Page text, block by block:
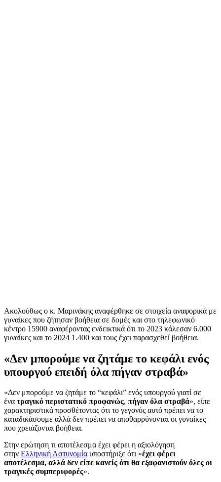
Ακολούθως ο κ. Μαρινάκης αναφέρθηκε σε στοιχεία αναφορικά με
γυναίκες που ζήτησαν βοήθεια σε δομές και στο τηλεφωνικό
κέντρο 15900 αναφέροντας ενδεικτικά ότι το 2023 κάλεσαν 6.000
γυναίκες και το 2024 1.400 και τους έχει παρασχεθεί βοήθεια.
«Δεν μπορούμε να ζητάμε το κεφάλι ενός
υπουργού επειδή όλα πήγαν στραβά»
«Δεν μπορούμε να ζητάμε το “κεφάλι” ενός υπουργού γιατί σε
ένα τραγικό περιστατικό προφανώς, πήγαν όλα στραβά», είπε
χαρακτηριστικά προσθέτοντας ότι το γεγονός αυτό πρέπει να το
καταδικάσουμε αλλά δεν πρέπει να αποθαρρύνονται οι γυναίκες
που χρειάζονται βοήθεια.
Στην ερώτηση τι αποτέλεσμα έχει φέρει η αξιολόγηση
στην Ελληνική Αστυνομία υποστήριξε ότι «έχει φέρει
αποτέλεσμα, αλλά δεν είπε κανείς ότι θα εξαφανιστούν όλες οι
τραγικές συμπεριφορές».